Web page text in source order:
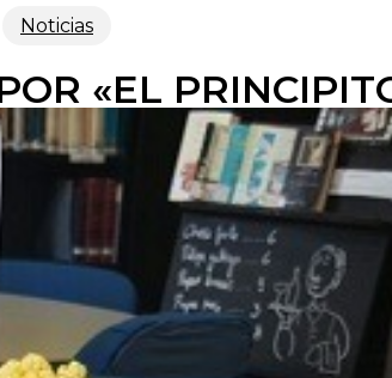
Noticias
«EL